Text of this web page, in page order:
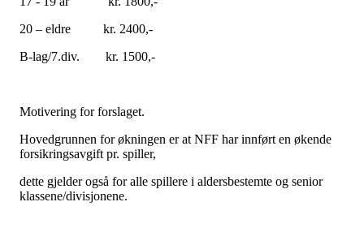
20 – eldre kr. 2400,-
B-lag/7.div. kr. 1500,-
Motivering for forslaget.
Hovedgrunnen for økningen er at NFF har innført en økende
forsikringsavgift pr. spiller,
dette gjelder også for alle spillere i aldersbestemte og senior
klassene/divisjonene.